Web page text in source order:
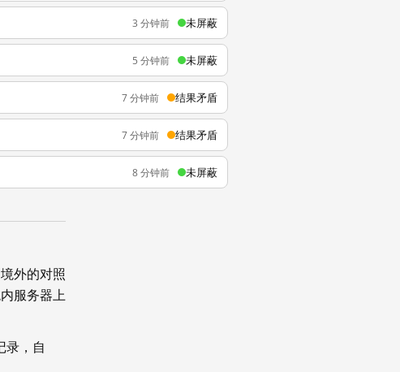
3 分钟前 未屏蔽
5 分钟前 未屏蔽
7 分钟前 结果矛盾
7 分钟前 结果矛盾
8 分钟前 未屏蔽
外的对照
服务器上
录，自